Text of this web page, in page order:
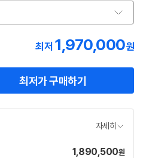
최저 1,970,000원
최저가 구매하기
자세히
가1,890,500원